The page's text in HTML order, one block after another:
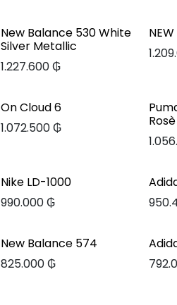
New Balance 530 White
Silver Metallic
1.227.600₲
On Cloud 6
1.072.500₲
Rosè
Nike LD-1000
990.000₲
New Balance 574
825.000₲